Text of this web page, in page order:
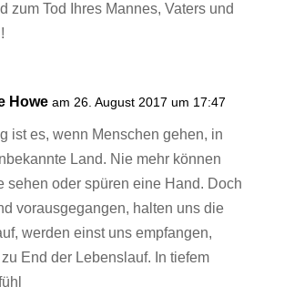
zum Tod Ihres Mannes, Vaters und
Howe am 26. August 2017 um 17:47
ist es, wenn Menschen gehen, in
Land. Nie mehr können
sehen oder spüren eine Hand. Doch
vorausgegangen, halten uns die
werden einst uns empfangen,
End der Lebenslauf. In tiefem